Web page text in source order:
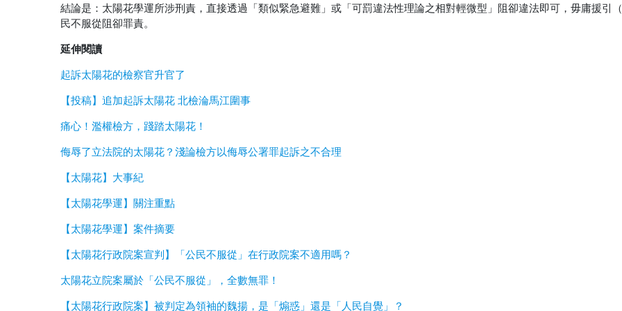
結論是：太陽花學運所涉刑責，直接透過「類似緊急避難」或「可罰違法性理論之相對輕微型」阻卻違法即可，毋庸援引
民不服從阻卻罪責。
延伸閱讀
起訴太陽花的檢察官升官了
【投稿】追加起訴太陽花 北檢淪馬江圍事
痛心！濫權檢方，踐踏太陽花！
侮辱了立法院的太陽花？淺論檢方以侮辱公署罪起訴之不合理
【太陽花】大事紀
【太陽花學運】關注重點
【太陽花學運】案件摘要
【太陽花行政院案宣判】「公民不服從」在行政院案不適用嗎？
太陽花立院案屬於「公民不服從」，全數無罪！
【太陽花行政院案】被判定為領袖的魏揚，是「煽惑」還是「人民自覺」？